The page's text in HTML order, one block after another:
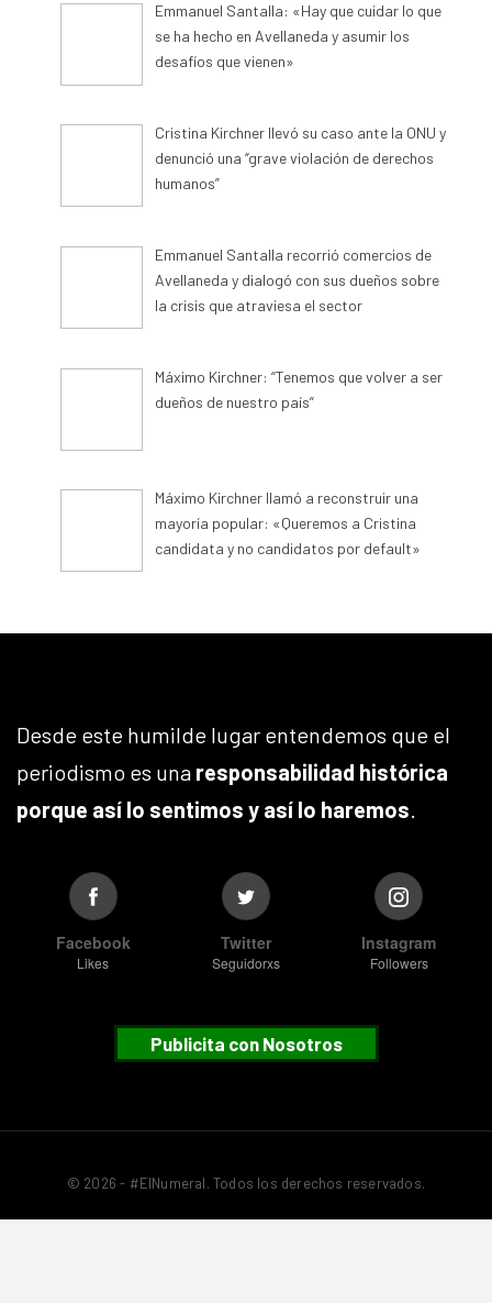
Emmanuel Santalla: «Hay que cuidar lo que
se ha hecho en Avellaneda y asumir los
desafíos que vienen»
Cristina Kirchner llevó su caso ante la ONU y
denunció una “grave violación de derechos
humanos”
Emmanuel Santalla recorrió comercios de
Avellaneda y dialogó con sus dueños sobre
la crisis que atraviesa el sector
Máximo Kirchner: “Tenemos que volver a ser
dueños de nuestro país”
Máximo Kirchner llamó a reconstruir una
mayoría popular: «Queremos a Cristina
candidata y no candidatos por default»
Desde este humilde lugar entendemos que el
periodismo es una responsabilidad histórica
porque así lo sentimos y así lo haremos.
Facebook
Likes
Twitter
Seguidorxs
Instagram
Followers
Publicita con Nosotros
© 2026 - #ElNumeral. Todos los derechos reservados.